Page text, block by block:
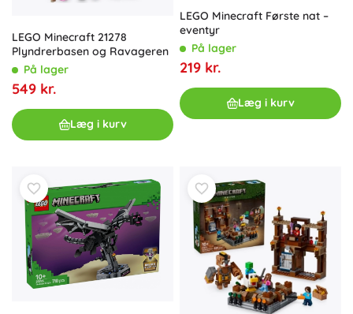
udvidelse til samlingen, giver LEGO Minecraft sæt
LEGO Minecraft 21278
Plyndrerbasen og Ravageren
På lager
549 kr.
Læg i kurv
LEGO Minecraft Første nat –
eventyr
På lager
219 kr.
Læg i kurv